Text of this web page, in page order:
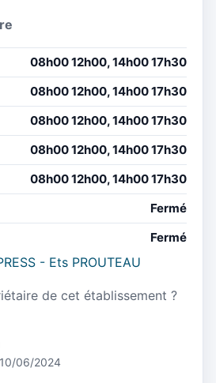
08h00 12h00, 14h00 17h30
08h00 12h00, 14h00 17h30
08h00 12h00, 14h00 17h30
08h00 12h00, 14h00 17h30
08h00 12h00, 14h00 17h30
Fermé
Fermé
- Ets PROUTEAU
de cet établissement ?
06/2024